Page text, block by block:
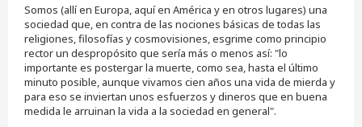
a
j
e
s
i
n
l
e
e
r
Somos (allí en Europa, aquí en América y en otros lugares) una
sociedad que, en contra de las nociones básicas de todas las
religiones, filosofías y cosmovisiones, esgrime como principio
rector un despropósito que sería más o menos así: "lo
importante es postergar la muerte, como sea, hasta el último
minuto posible, aunque vivamos cien años una vida de mierda y
para eso se inviertan unos esfuerzos y dineros que en buena
medida le arruinan la vida a la sociedad en general".